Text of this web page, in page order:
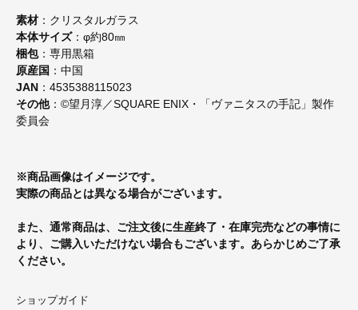
素材 ：クリスタルガラス
本体サイズ：φ約80㎜
梱包：専用黒箱
原産国 ：中国
JAN ：4535388115023
その他：©望月淳／SQUARE ENIX・「ヴァニタスの手記」製作
委員会
※商品画像はイメージです。
実際の商品とは異なる場合がございます。
また、通常商品は、ご注文後に生産終了・在庫完売などの事情に
より、ご購入いただけない場合もございます。あらかじめご了承
ください。
ショップガイド